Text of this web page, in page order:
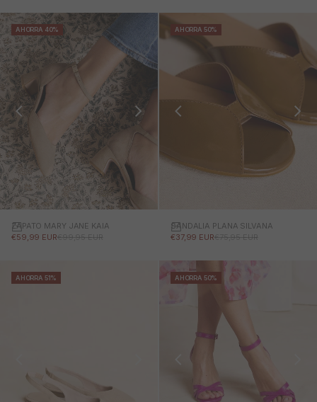
AHORRA 40%
ZAPATO MARY JANE KAIA
PRECIO DE OFERTA
€59,99 EURPRECIO NORMAL
€99,95 EUR
AHORRA 50%
SANDALIA PLANA SILVANA
PRECIO DE OFERTA
€37,99 EURPRECIO NORMAL
€75,95 EUR
AHORRA 51% AHORRA 50%